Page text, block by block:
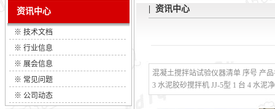
资讯中心
※ 技术文档
※ 行业信息
※ 展会信息
※ 常见问题
※ 公司动态
| 资讯中心
混凝土搅拌站试验仪器清单 序号 产
3 水泥胶砂搅拌机 JJ-5型 1 台 4 水泥